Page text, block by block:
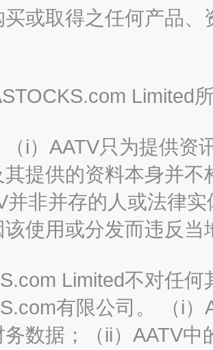
或取得之任何产品
Limited
i）AATV只为提供资
提供的资料本身并
并非并存的人或法律
使用或分发而违反当
Limited不对任
有限公司。 （i
数据；（ii）AATV